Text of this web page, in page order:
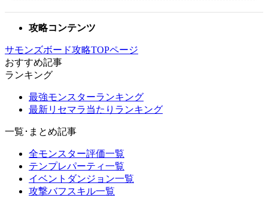
攻略コンテンツ
サモンズボード攻略TOPページ
おすすめ記事
ランキング
最強モンスターランキング
最新リセマラ当たりランキング
一覧･まとめ記事
全モンスター評価一覧
テンプレパーティ一覧
イベントダンジョン一覧
攻撃バフスキル一覧